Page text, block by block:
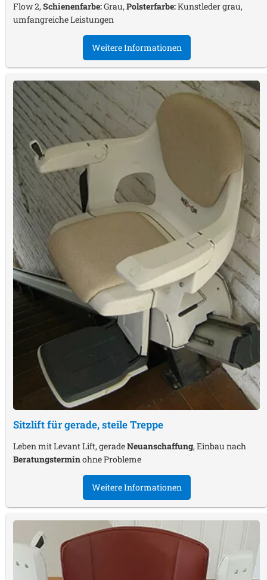
Flow 2,Schienenfarbe:Grau,Polsterfarbe:Kunstleder grau,
umfangreiche Leistungen
Weitere Informationen
Sitzlift für gerade, steile Treppe
Leben mit Levant Lift, geradeNeuanschaffung, Einbau nach
Beratungsterminohne Probleme
Weitere Informationen